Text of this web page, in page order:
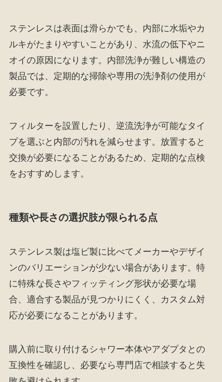
ステンレスは表面は滑らかでも、内部に水垢やカ
ルキがたまりやすいことがあり、水流の低下やニ
オイの原因になります。内部洗浄が難しい構造の
製品では、定期的な掃除や専用の洗浄剤の使用が
必要です。
フィルターを設置したり、逆流洗浄が可能なタイ
プを選ぶと内部の汚れを減らせます。放置すると
交換が必要になることがあるため、定期的な点検
をおすすめします。
種類や長さの選択肢が限られる点
ステンレス製は塩ビ製に比べてメーカーやデザイ
ンのバリエーションが少ない場合があります。特
に特殊な長さやフィッティング形状が必要な場
合、適合する製品が見つかりにくく、カスタム対
応が必要になることがあります。
購入前に取り付けるシャワー本体やアダプタとの
互換性を確認し、必要なら専門店で相談すると失